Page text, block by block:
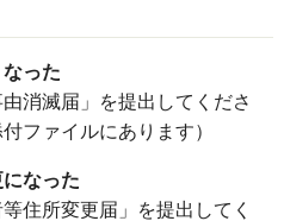
った
由消滅届」を提出してくださ
ファイルにあります）
なった
住所変更届」を提出してく